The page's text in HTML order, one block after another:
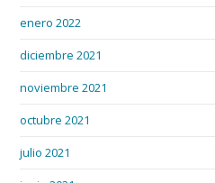
enero 2022
diciembre 2021
noviembre 2021
octubre 2021
julio 2021